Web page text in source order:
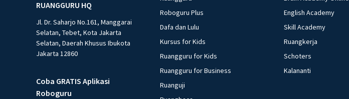
RUANGGURU HQ
Jl. Dr. Saharjo No.161, Manggarai
Selatan, Tebet, Kota Jakarta
Selatan, Daerah Khusus Ibukota
Jakarta 12860
Coba GRATIS Aplikasi
Roboguru
Roboguru Plus
Dafa dan Lulu
Kursus for Kids
Ruangguru for Kids
Ruangguru for Business
Ruanguji
English Academy
Skill Academy
Ruangkerja
Schoters
Kalananti